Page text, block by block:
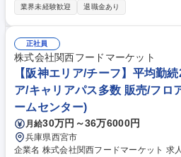
す。まずはパンづくりや接客など、基本
づくり/製造計画/発注業務/売上管理/アルバ
焼成・仕上げを行うため、おいしいパンが
どころです！～ 【キャリアパス】一人で
短で半年で店長になった方もいらっしゃいます。 募集職種 [大阪,
カリースタッフ]未経験/阪急阪神東宝G/希
業界未経験歓迎 退職金あり
正社員
株式会社関西フードマーケット
【阪神エリア/チーフ】平均勤
ア/キャリアパス多数 販売/フロ
ームセンター)
月給30万円～36万6000円
兵庫県西宮市
企業名 株式会社関西フードマーケット 求人名 【阪神エリア/チーフ】平均